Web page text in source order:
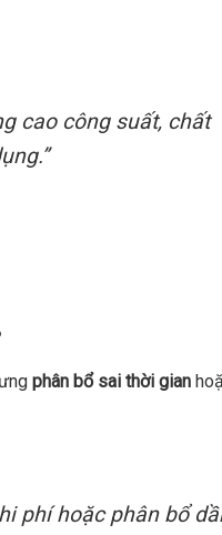
cao công suất, chất
phân bổ sai thời gian
phí hoặc phân bổ